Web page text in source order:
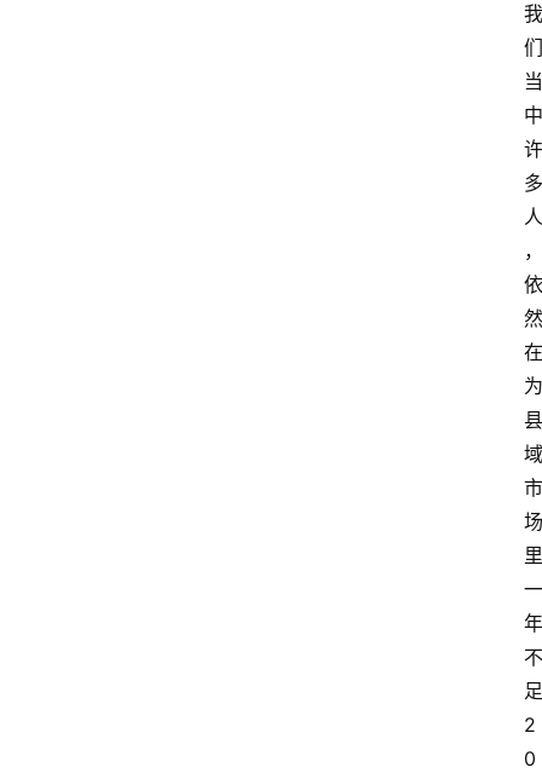
我
们
当
中
许
多
人
，
依
然
在
为
县
域
市
场
里
一
年
不
足
2
0